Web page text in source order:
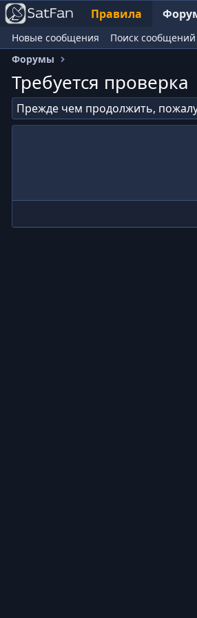
Правила
Новые сообщения
Поиск сообщений
Форумы
Требуется проверка
Прежде чем продолжить,